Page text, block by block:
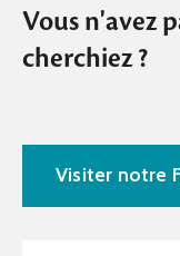
Vous n'avez
cherchiez ?
Visiter notre